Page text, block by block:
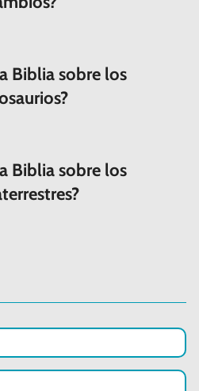
Biblia sobre los
Biblia sobre los